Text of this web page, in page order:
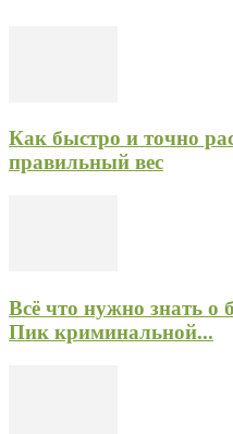
Как быстро и точно
правильный вес
Всё что нужно знать о
Пик криминальной...